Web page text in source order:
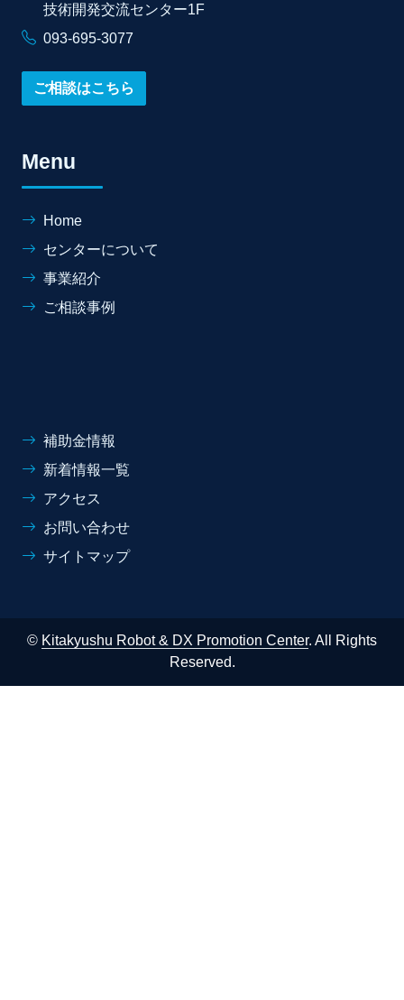
技術開発交流センター1F
093-695-3077
ご相談はこちら
Menu
Home
センターについて
事業紹介
ご相談事例
補助金情報
新着情報一覧
アクセス
お問い合わせ
サイトマップ
© Kitakyushu Robot & DX Promotion Center. All Rights
Reserved.